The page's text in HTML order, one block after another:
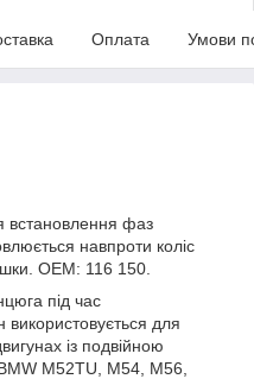
Оплата Умови
встановлення фаз
навпроти коліс
OEM: 116 150.
під час
використовується для
із подвійною
M52TU, M54, M56,